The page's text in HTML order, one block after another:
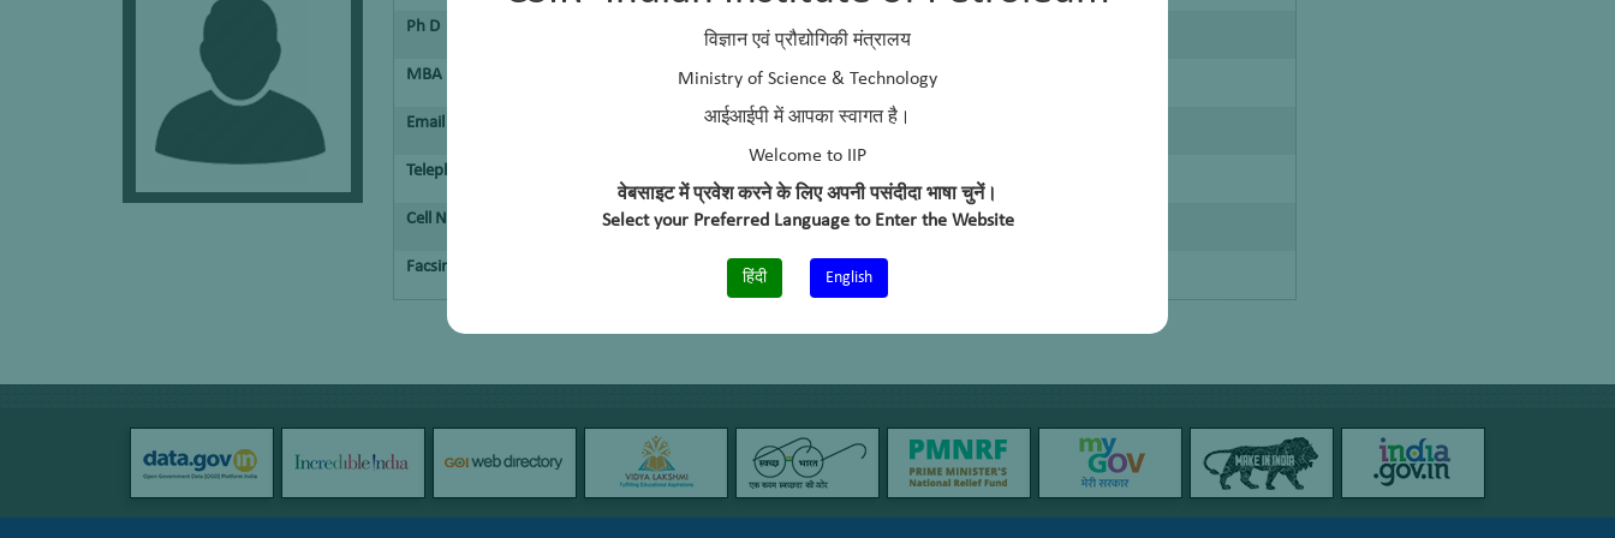
विज्ञान एवं प्रौद्योगिकी मंत्रालय
Ministry of Science & Technology
आईआईपी में आपका स्वागत है।
Welcome to IIP
वेबसाइट में प्रवेश करने के लिए अपनी पसंदीदा भाषा चुनें।
Select your Preferred Language to Enter the Website
हिंदी English
Ph D
MBA Indira Gandhi National Open University
Email aranjan@iip.res.in, headbdd@iip.res.in
Telephone No.
Cell No. 9456262551
Facsimile